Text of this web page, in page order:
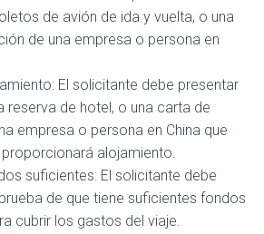
de avión de ida y vuelta, o una
de una empresa o persona en
El solicitante debe presentar
reserva de hotel, o una carta de
empresa o persona en China que
proporcionará alojamiento.
suficientes: El solicitante debe
de que tiene suficientes fondos
cubrir los gastos del viaje.